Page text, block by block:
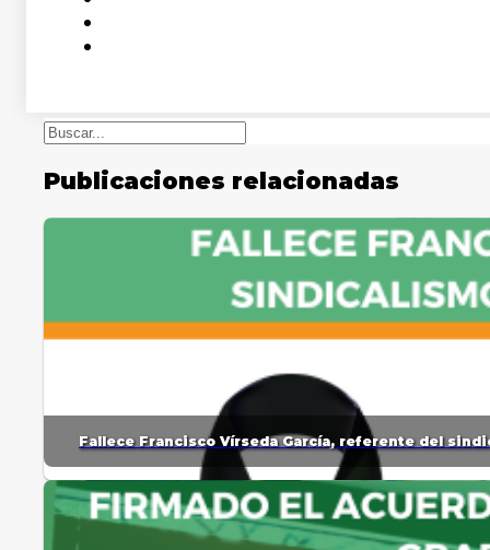
Buscar
Publicaciones relacionadas
Fallece Francisco Vírseda García, referente del